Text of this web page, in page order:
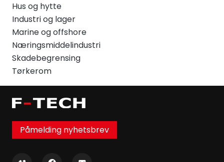
Hus og hytte
Industri og lager
Marine og offshore
Næringsmiddelindustri
Skadebegrensing
Tørkerom
Påmelding nyhetsbrev